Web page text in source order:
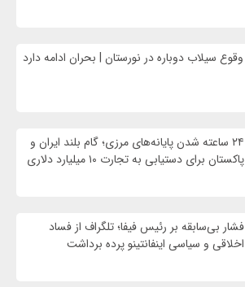
وقوع سیلاب دوباره در نورستان | بحران ادامه دارد
۲۴ ساعته شدن پایانه‌های مرزی؛ گام بلند ایران و
پاکستان برای دستیابی به تجارت ۱۰ میلیارد دلاری
فشار بی‌سابقه بر رئیس فیفا؛ تلگراف از فساد
اخلاقی و سیاسی اینفانتینو پرده برداشت